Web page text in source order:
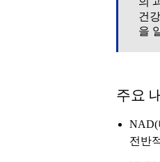
주요
NAD(
전반
건
을